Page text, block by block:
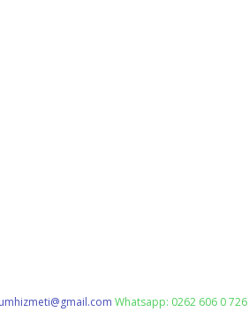
Whatsapp: 0262 606 0 726